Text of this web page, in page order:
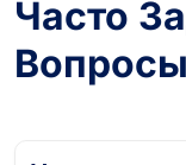
Часто
Вопросы